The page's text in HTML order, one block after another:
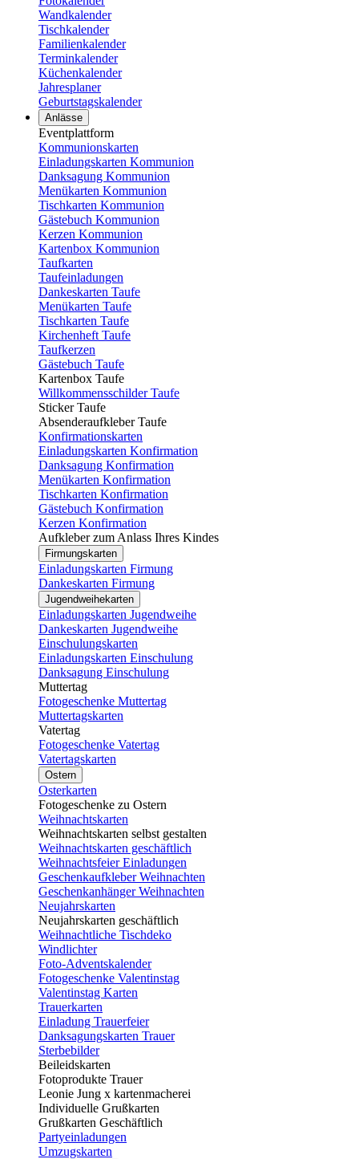
Wandkalender
Tischkalender
Familienkalender
Terminkalender
Küchenkalender
Jahresplaner
Geburtstagskalender
Anlässe
Eventplattform
Kommunionskarten
Einladungskarten Kommunion
Danksagung Kommunion
Menükarten Kommunion
Tischkarten Kommunion
Gästebuch Kommunion
Kerzen Kommunion
Kartenbox Kommunion
Taufkarten
Taufeinladungen
Dankeskarten Taufe
Menükarten Taufe
Tischkarten Taufe
Kirchenheft Taufe
Taufkerzen
Gästebuch Taufe
Kartenbox Taufe
Willkommensschilder Taufe
Sticker Taufe
Absenderaufkleber Taufe
Konfirmationskarten
Einladungskarten Konfirmation
Danksagung Konfirmation
Menükarten Konfirmation
Tischkarten Konfirmation
Gästebuch Konfirmation
Kerzen Konfirmation
Aufkleber zum Anlass Ihres Kindes
Firmungskarten
Einladungskarten Firmung
Dankeskarten Firmung
Jugendweihekarten
Einladungskarten Jugendweihe
Dankeskarten Jugendweihe
Einschulungskarten
Einladungskarten Einschulung
Danksagung Einschulung
Muttertag
Fotogeschenke Muttertag
Muttertagskarten
Vatertag
Fotogeschenke Vatertag
Vatertagskarten
Ostern
Osterkarten
Fotogeschenke zu Ostern
Weihnachtskarten
Weihnachtskarten selbst gestalten
Weihnachtskarten geschäftlich
Weihnachtsfeier Einladungen
Geschenkaufkleber Weihnachten
Geschenkanhänger Weihnachten
Neujahrskarten
Neujahrskarten geschäftlich
Weihnachtliche Tischdeko
Windlichter
Foto-Adventskalender
Fotogeschenke Valentinstag
Valentinstag Karten
Trauerkarten
Einladung Trauerfeier
Danksagungskarten Trauer
Sterbebilder
Beileidskarten
Fotoprodukte Trauer
Leonie Jung x kartenmacherei
Individuelle Grußkarten
Grußkarten Geschäftlich
Partyeinladungen
Umzugskarten